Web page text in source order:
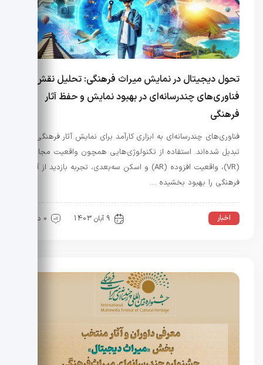
تحول دیجیتال در نمایش میراث فرهنگی: تحلیل نقش
فناوری‌های چندرسانه‌ای در بهبود نمایش و حفظ آثار
فرهنگی
فناوری‌های چندرسانه‌ای به ابزاری کارآمد برای نمایش آثار فرهنگی
تبدیل شده‌اند. استفاده از تکنولوژی‌هایی همچون واقعیت مجازی
(VR)، واقعیت افزوده (AR) و اسکن سه‌بعدی، تجربه بازدید از آثار
فرهنگی را بهبود بخشیده …
اخبار 9 آبان 1403 0 دیدگاه